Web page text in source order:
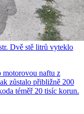
Dvě stě litrů vyteklo
motorovou naftu z
zůstalo přibližně 200
téměř 20 tisíc korun.